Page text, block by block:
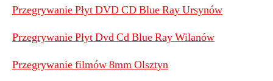
Przegrywanie Płyt DVD CD Blue Ray Ursynów
Przegrywanie Płyt Dvd Cd Blue Ray Wilanów
Przegrywanie filmów 8mm Olsztyn